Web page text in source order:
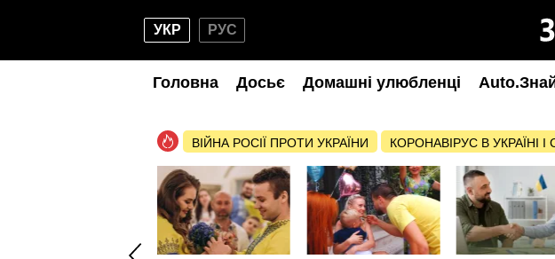
УКР РУС
Головна Досьє Домашні улюбленці
ВІЙНА РОСІЇ ПРОТИ УКРАЇНИ КОРОНАВІРУС В УКРАЇНІ І